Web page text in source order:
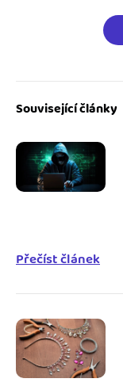
Související články
Přečíst článek